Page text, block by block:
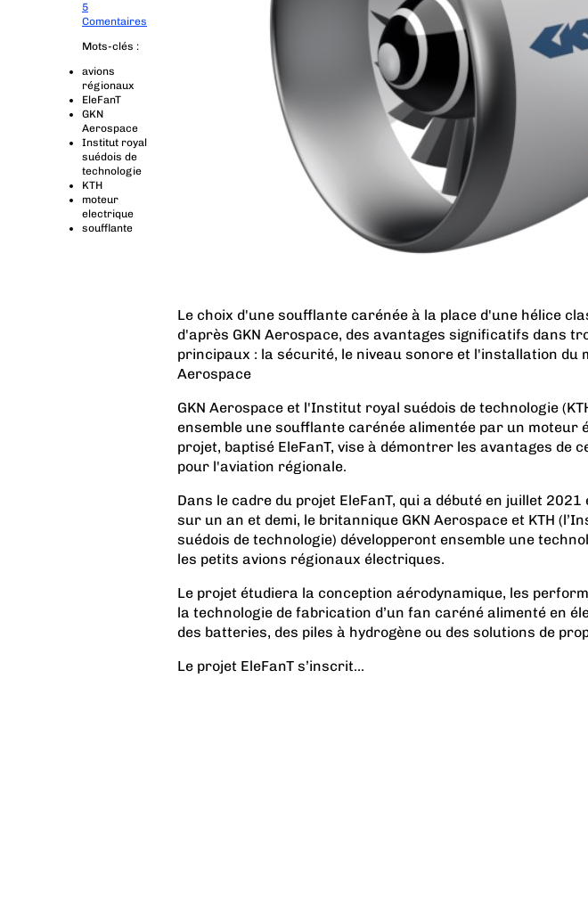
5
Comentaires
Mots-clés :
avions
régionaux
EleFanT
GKN
Aerospace
Institut royal
suédois de
technologie
KTH
moteur
electrique
soufflante
Le choix d'une soufflante carénée à la place d'une hélice
d'après GKN Aerospace, des avantages significatifs dans
principaux : la sécurité, le niveau sonore et l'installation du
Aerospace
GKN Aerospace et l'Institut royal suédois de technologie
ensemble une soufflante carénée alimentée par un moteur
projet, baptisé EleFanT, vise à démontrer les avantages de
pour l'aviation régionale.
Dans le cadre du projet EleFanT, qui a débuté en juillet 2021
sur un an et demi, le britannique GKN Aerospace et KTH
suédois de technologie) développeront ensemble une
les petits avions régionaux électriques.
Le projet étudiera la conception aérodynamique, les
la technologie de fabrication d’un fan caréné alimenté en
des batteries, des piles à hydrogène ou des solutions de
Le projet EleFanT s’inscrit...